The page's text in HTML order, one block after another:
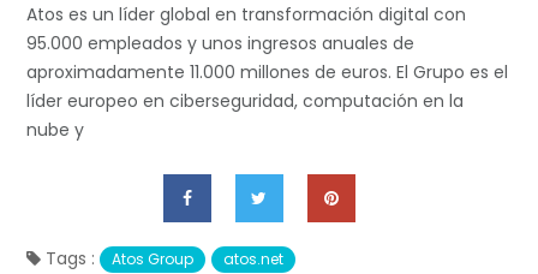
Atos es un líder global en transformación digital con
95.000 empleados y unos ingresos anuales de
aproximadamente 11.000 millones de euros. El Grupo es el
líder europeo en ciberseguridad, computación en la
nube y
Tags : Atos Group
atos.net